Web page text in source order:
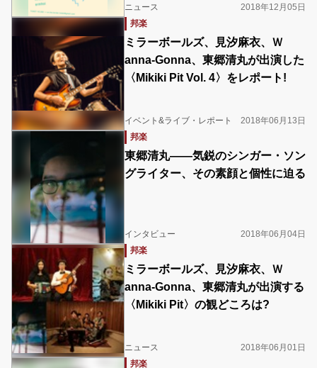
ニュース
2018年12月05日
邦楽
ミラーボールズ、見汐麻衣、Ｗ
anna-Gonna、東郷清丸が出演した
〈Mikiki Pit Vol. 4〉をレポート!
イベント&ライブ・レポート
2018年06月13日
邦楽
東郷清丸――気鋭のシンガー・ソン
グライター、その素顔と個性に迫る
インタビュー
2018年06月04日
邦楽
ミラーボールズ、見汐麻衣、Ｗ
anna-Gonna、東郷清丸が出演する
〈Mikiki Pit〉の観どころは?
ニュース
2018年06月01日
邦楽